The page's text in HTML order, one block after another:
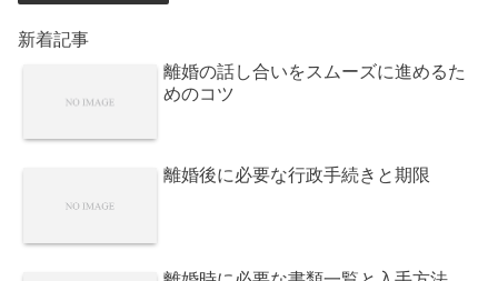
新着記事
離婚の話し合いをスムーズに進めるた
めのコツ
離婚後に必要な行政手続きと期限